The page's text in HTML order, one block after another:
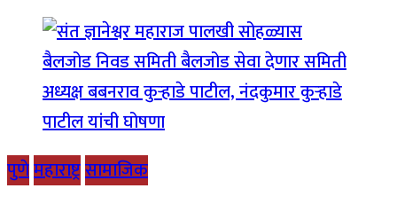
पुणेमहाराष्ट्रसामाजिक